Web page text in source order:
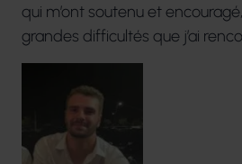
qui m’ont soutenu et
grandes difficultés que j’ai